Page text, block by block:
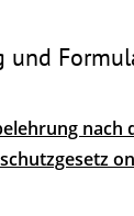
und
nach